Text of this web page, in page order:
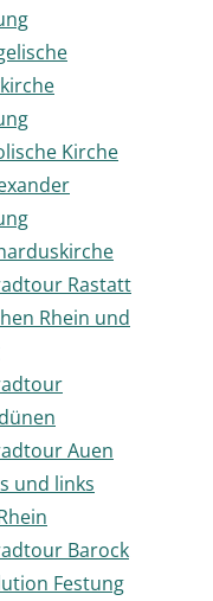
Kirche
Rastatt
Rhein und
Auen
und links
Barock
Festung